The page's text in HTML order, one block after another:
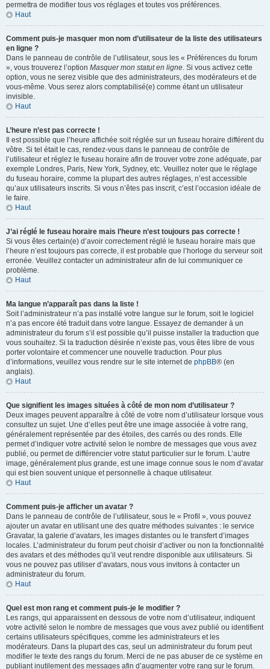
permettra de modifier tous vos réglages et toutes vos préférences.
Haut
Comment puis-je masquer mon nom d’utilisateur de la liste des utilisateurs
en ligne ?
Dans le panneau de contrôle de l’utilisateur, sous les « Préférences du forum
», vous trouverez l’option Masquer mon statut en ligne. Si vous activez cette
option, vous ne serez visible que des administrateurs, des modérateurs et de
vous-même. Vous serez alors comptabilisé(e) comme étant un utilisateur
invisible.
Haut
L’heure n’est pas correcte !
Il est possible que l’heure affichée soit réglée sur un fuseau horaire différent du
vôtre. Si tel était le cas, rendez-vous dans le panneau de contrôle de
l’utilisateur et réglez le fuseau horaire afin de trouver votre zone adéquate, par
exemple Londres, Paris, New York, Sydney, etc. Veuillez noter que le réglage
du fuseau horaire, comme la plupart des autres réglages, n’est accessible
qu’aux utilisateurs inscrits. Si vous n’êtes pas inscrit, c’est l’occasion idéale de
le faire.
Haut
J’ai réglé le fuseau horaire mais l’heure n’est toujours pas correcte !
Si vous êtes certain(e) d’avoir correctement réglé le fuseau horaire mais que
l’heure n’est toujours pas correcte, il est probable que l’horloge du serveur soit
erronée. Veuillez contacter un administrateur afin de lui communiquer ce
problème.
Haut
Ma langue n’apparaît pas dans la liste !
Soit l’administrateur n’a pas installé votre langue sur le forum, soit le logiciel
n’a pas encore été traduit dans votre langue. Essayez de demander à un
administrateur du forum s’il est possible qu’il puisse installer la traduction que
vous souhaitez. Si la traduction désirée n’existe pas, vous êtes libre de vous
porter volontaire et commencer une nouvelle traduction. Pour plus
d’informations, veuillez vous rendre sur le site internet de phpBB® (en
anglais).
Haut
Que signifient les images situées à côté de mon nom d’utilisateur ?
Deux images peuvent apparaître à côté de votre nom d’utilisateur lorsque vous
consultez un sujet. Une d’elles peut être une image associée à votre rang,
généralement représentée par des étoiles, des carrés ou des ronds. Elle
permet d’indiquer votre activité selon le nombre de messages que vous avez
publié, ou permet de différencier votre statut particulier sur le forum. L’autre
image, généralement plus grande, est une image connue sous le nom d’avatar
qui est bien souvent unique et personnelle à chaque utilisateur.
Haut
Comment puis-je afficher un avatar ?
Dans le panneau de contrôle de l’utilisateur, sous le « Profil », vous pouvez
ajouter un avatar en utilisant une des quatre méthodes suivantes : le service
Gravatar, la galerie d’avatars, les images distantes ou le transfert d’images
locales. L’administrateur du forum peut choisir d’activer ou non la fonctionnalité
des avatars et des méthodes qu’il veut rendre disponible aux utilisateurs. Si
vous ne pouvez pas utiliser d’avatars, nous vous invitons à contacter un
administrateur du forum.
Haut
Quel est mon rang et comment puis-je le modifier ?
Les rangs, qui apparaissent en dessous de votre nom d’utilisateur, indiquent
votre activité selon le nombre de messages que vous avez publié ou identifient
certains utilisateurs spécifiques, comme les administrateurs et les
modérateurs. Dans la plupart des cas, seul un administrateur du forum peut
modifier le texte des rangs du forum. Merci de ne pas abuser de ce système en
publiant inutilement des messages afin d’augmenter votre rang sur le forum.